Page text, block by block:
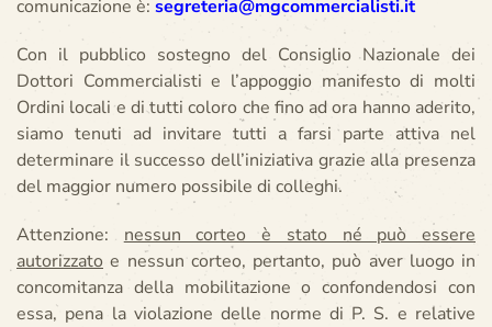
comunicazione è: segreteria@mgcommercialisti.it
Con il pubblico sostegno del Consiglio Nazionale dei
Dottori Commercialisti e l’appoggio manifesto di molti
Ordini locali e di tutti coloro che fino ad ora hanno aderito,
siamo tenuti ad invitare tutti a farsi parte attiva nel
determinare il successo dell’iniziativa grazie alla presenza
del maggior numero possibile di colleghi.
Attenzione: nessun corteo è stato né può essere
autorizzato e nessun corteo, pertanto, può aver luogo in
concomitanza della mobilitazione o confondendosi con
essa, pena la violazione delle norme di P. S. e relative